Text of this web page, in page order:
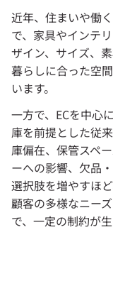
近年、住まいや働
で、家具やインテ
ザイン、サイズ、
暮らしに合った空
います。
一方で、ECを中心
庫を前提とした従
庫偏在、保管スペ
ーへの影響、欠品
選択肢を増やすほ
顧客の多様なニー
で、一定の制約が生